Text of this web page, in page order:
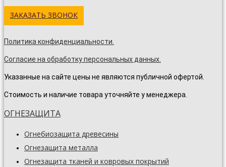
ЗАКАЗАТЬ ЗВОНОК
Политика конфиденциальности.
Согласие на обработку персональных данных.
Указанные на сайте цены не являются публичной офертой.
Стоимость и наличие товара уточняйте у менеджера.
ОГНЕЗАЩИТА
Огнебиозащита древесины
Огнезащита металла
Огнезащита тканей и ковровых покрытий